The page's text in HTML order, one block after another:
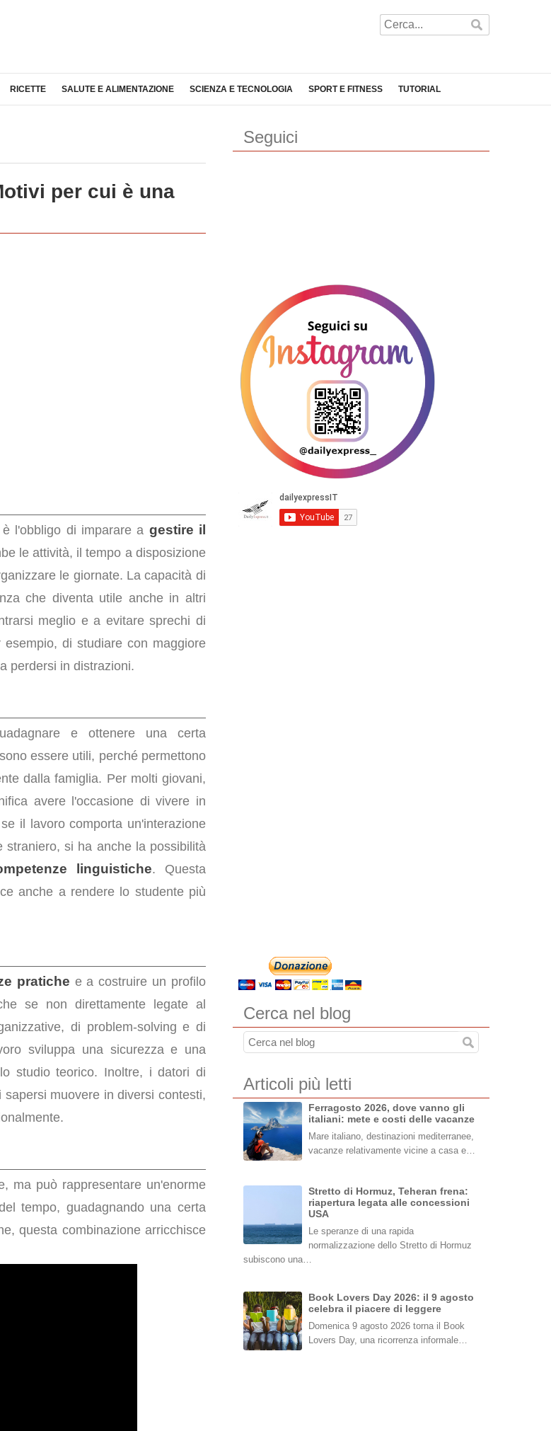
RICETTE SALUTE E ALIMENTAZIONE SCIENZA E TECNOLOGIA SPORT E FITNESS TUTORIAL
per cui è una
l'obbligo di imparare a gestire il
le attività, il tempo a disposizione
le giornate. La capacità di
che diventa utile anche in altri
meglio e a evitare sprechi di
di studiare con maggiore
perdersi in distrazioni.
e ottenere una certa
essere utili, perché permettono
dalla famiglia. Per molti giovani,
avere l'occasione di vivere in
il lavoro comporta un'interazione
si ha anche la possibilità
linguistiche. Questa
anche a rendere lo studente più
pratiche e a costruire un profilo
se non direttamente legate al
di problem-solving e di
sviluppa una sicurezza e una
studio teorico. Inoltre, i datori di
muovere in diversi contesti,
ma può rappresentare un'enorme
tempo, guadagnando una certa
questa combinazione arricchisce
Seguici
Cerca nel blog
Articoli più letti
Ferragosto 2026, dove vanno gli
italiani: mete e costi delle vacanze
Mare italiano, destinazioni mediterranee,
vacanze relativamente vicine a casa e…
Stretto di Hormuz, Teheran frena:
riapertura legata alle concessioni
USA
Le speranze di una rapida
normalizzazione dello Stretto di Hormuz
subiscono una…
Book Lovers Day 2026: il 9 agosto
celebra il piacere di leggere
Domenica 9 agosto 2026 torna il Book
Lovers Day, una ricorrenza informale…